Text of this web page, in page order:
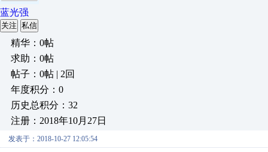
蓝光强
关注 私信
精华：0帖
求助：0帖
帖子：0帖 | 2回
年度积分：0
历史总积分：32
注册：2018年10月27日
发表于：2018-10-27 12:05:54